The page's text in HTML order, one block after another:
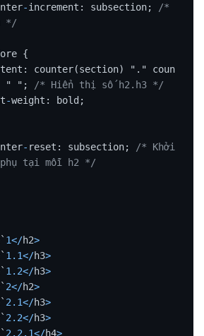
counter
-increment: subsection;
/*
*/
" ";
/* Hiển thị số h2.h3 */
-weight: bold;
counter
- reset: subsection;
/* Khởi
tại mỗi h2 */
1</h2>
1.1</h3>
1.2</h3>
2</h2>
2.1</h3>
2.2</h3>
2.2 .1</h4>